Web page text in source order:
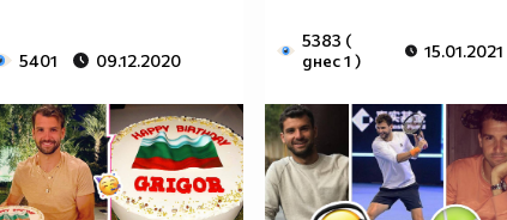
5401 09.12.2020
5383 (
днес 1 )
15.01.2021